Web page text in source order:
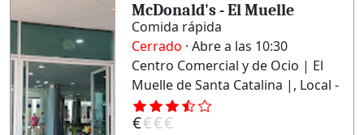
McDonald's - El Muelle
Comida rápida
Cerrado · Abre a las 10:30
Centro Comercial y de Ocio | El
Muelle de Santa Catalina |, Local -
212, 35008 Las Palmas de Gran
Canaria, Las Palmas
€€€€